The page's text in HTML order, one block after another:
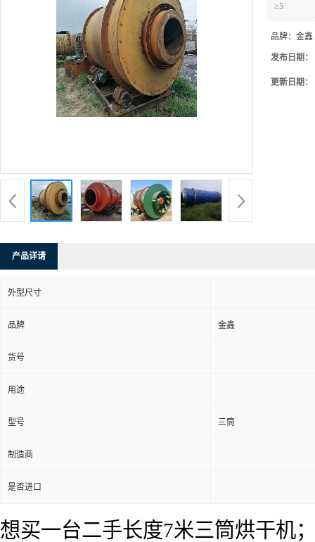
≥5
品牌： 金鑫
发布日期：
更新日期：
产品详请
外型尺寸
品牌 金鑫
货号
用途
型号 三筒
制造商
是否进口
想买一台二手长度7米三筒烘干机